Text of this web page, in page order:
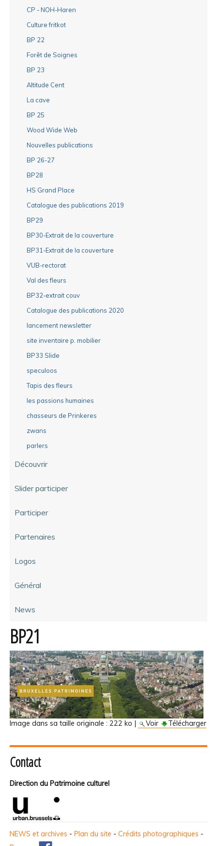
CP - NOH-Haren
Culture fritkot
BP 22
Forêt de Soignes
BP 23
Altitude Cent
La cave
BP 25
Wood Wide Web
Nouvelles publications
BP 26-27
BP28
HS Grand Place
Catalogue des publications 2019
BP29
BP30-Extrait de la couverture
BP31-Extrait de la couverture
VUB-rectorat
Val des fleurs
BP32-extrait couv
Catalogue des publications 2020
lancement newsletter
site inventaire p. mobilier
BP33 Slide
speculoos
Tapis des fleurs
les passions humaines
chasseurs de Prinkeres
zwans
parlers
Découvrir
Slider participer
Participer
Partenaires
Logos
Général
News
BP21
Image dans sa taille originale : 222 ko | Voir Télécharger
Contact
Direction du Patrimoine culturel
NEWS et archives - Plan du site - Crédits photographiques -